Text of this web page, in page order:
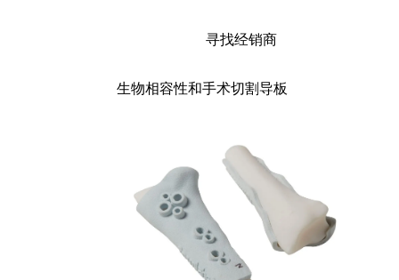
寻找经销商
生物相容性和手术切割导板